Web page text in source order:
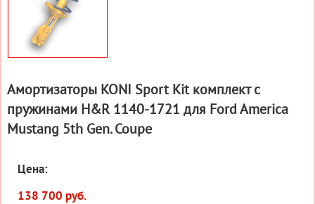
Амортизаторы KONI Sport Kit комплект c
пружинами H&R 1140-1721 для Ford America
Mustang 5th Gen. Coupe
Цена:
138 700 руб.